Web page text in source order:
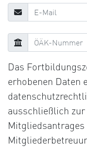
Das
erhobenen Daten
ausschließlich
Mitgliedsantrages